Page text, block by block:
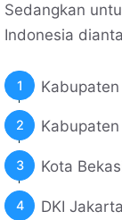
Sedangkan
Indonesia
Kota
DKI